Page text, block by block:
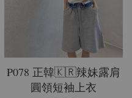
P078 正韓🇰🇷辣妹露肩
圓領短袖上衣